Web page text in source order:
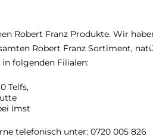
Robert Franz Produkte. Wir
Robert Franz Sortiment,
in folgenden Filialen:
Telfs,
Imst
telefonisch unter: 0720 005 826